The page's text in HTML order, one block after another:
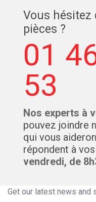
Vous hésitez
pièces ?
01
53
Nos experts à
pouvez joindre
qui vous
répondent à
vendredi, de
Get our latest news and